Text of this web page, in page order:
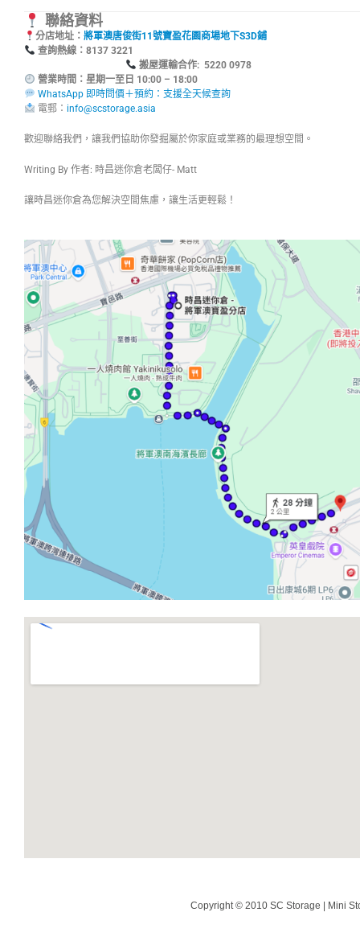
聯絡資料
分店地址： 將軍澳唐俊街11號寶盈花園商場地下S3D鋪
查詢熱線：
搬屋運輸合作: 5220 0978
營業時間：星期一至日 10:00 – 18:00
WhatsApp 即時問價＋預約：支援全天候查詢
電郵： info@scstorage.asia
歡迎聯絡我們，讓我們協助你發掘屬於你家庭或業務的最理想空間。
Writing By 作者: 時昌迷你倉老闆仔- Matt
讓時昌迷你倉為您解決空間焦慮，讓生活更輕鬆！
Copyright © 2010 SC Storage | Mini